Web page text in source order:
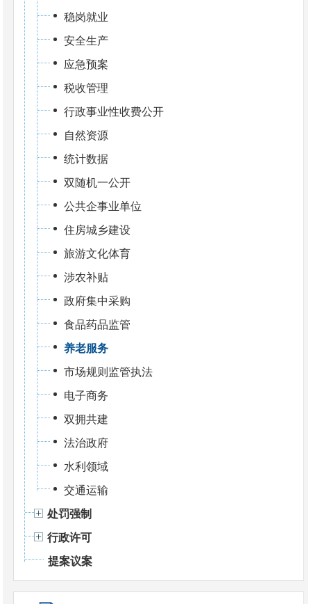
稳岗就业
安全生产
应急预案
税收管理
行政事业性收费公开
自然资源
统计数据
双随机一公开
公共企事业单位
住房城乡建设
旅游文化体育
涉农补贴
政府集中采购
食品药品监管
养老服务
市场规则监管执法
电子商务
双拥共建
法治政府
水利领域
交通运输
处罚强制
行政许可
提案议案